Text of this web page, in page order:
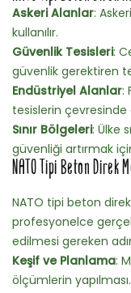
Askeri Alanlar:
kullanılır.
Güvenlik Tesisleri:
güvenlik gerektiren
Endüstriyel Alanlar:
tesislerin çevresinde
Sınır Bölgeleri: Ülke
güvenliği artırmak
NATO Tipi Beton Direk
NATO tipi beton
profesyonelce
edilmesi gereken
Keşif ve Planlama:
ölçümlerin yapılması.